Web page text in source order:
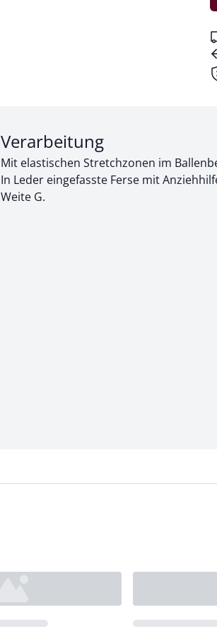
Abschnitt 2 von 3:
Verarbeitung
Mit elastischen Stretchzonen im
In Leder eingefasste Ferse mit
Weite G.